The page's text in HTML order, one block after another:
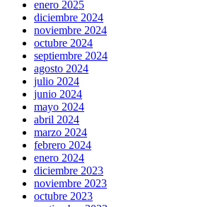
enero 2025
diciembre 2024
noviembre 2024
octubre 2024
septiembre 2024
agosto 2024
julio 2024
junio 2024
mayo 2024
abril 2024
marzo 2024
febrero 2024
enero 2024
diciembre 2023
noviembre 2023
octubre 2023